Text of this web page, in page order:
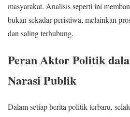
masyarakat. Analisis seperti ini
bukan sekadar peristiwa, melainkan
dan saling terhubung.
Peran Aktor Politik
Narasi Publik
Dalam setiap berita politik terbaru,